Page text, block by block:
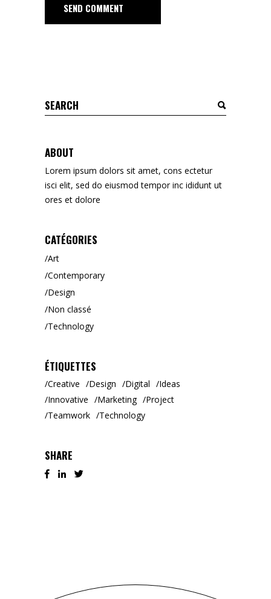
SEND COMMENT
ABOUT
Lorem ipsum dolors sit amet, cons ectetur
isci elit, sed do eiusmod tempor inc ididunt ut
ores et dolore
CATÉGORIES
Art
Contemporary
Design
Non classé
Technology
ÉTIQUETTES
Creative Design Digital
Ideas
Innovative
Marketing
Project
Teamwork
Technology
SHARE